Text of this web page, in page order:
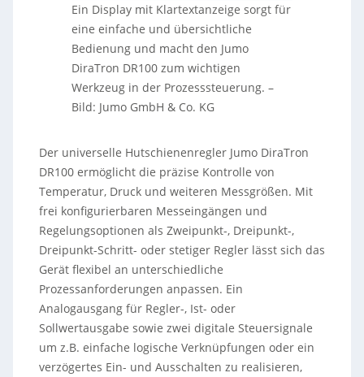
Ein Display mit Klartextanzeige sorgt für
eine einfache und übersichtliche
Bedienung und macht den Jumo
DiraTron DR100 zum wichtigen
Werkzeug in der Prozesssteuerung. –
Bild: Jumo GmbH & Co. KG
Der universelle Hutschienenregler Jumo DiraTron
DR100 ermöglicht die präzise Kontrolle von
Temperatur, Druck und weiteren Messgrößen. Mit
frei konfigurierbaren Messeingängen und
Regelungsoptionen als Zweipunkt-, Dreipunkt-,
Dreipunkt-Schritt- oder stetiger Regler lässt sich das
Gerät flexibel an unterschiedliche
Prozessanforderungen anpassen. Ein
Analogausgang für Regler-, Ist- oder
Sollwertausgabe sowie zwei digitale Steuersignale
um z.B. einfache logische Verknüpfungen oder ein
verzögertes Ein- und Ausschalten zu realisieren,